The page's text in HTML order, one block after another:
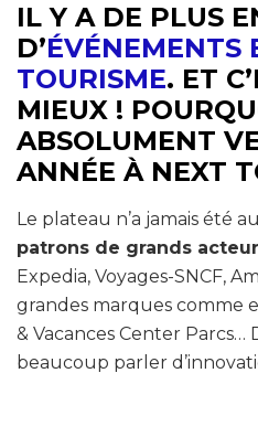
IL Y A DE PLUS
D’ÉVÉNEMENTS
TOURISME. ET
MIEUX !
ABSOLUMENT
ANNÉE À NEXT
Le plateau n’a jamais été
patrons de grands
Expedia, Voyages-SNCF,
grandes marques comme
& Vacances Center Parcs…
beaucoup parler